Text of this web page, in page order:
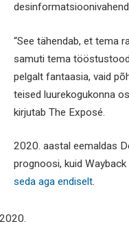
“See tähendab, et tema
samuti tema
pelgalt fantaasia, vaid
teised luurekogukonna
kirjutab The Exposé.
2020. aastal eemaldas
prognoosi, kuid
seda aga endiselt.